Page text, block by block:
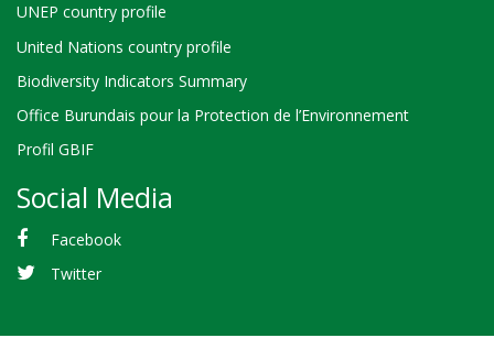
UNEP country profile
United Nations country profile
Biodiversity Indicators Summary
Office Burundais pour la Protection de l’Environnement
Profil GBIF
Social Media
Facebook
Twitter